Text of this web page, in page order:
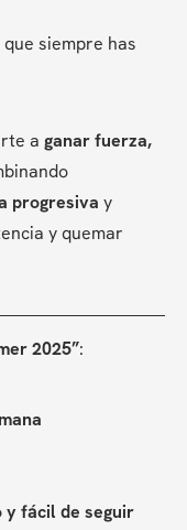
siempre has
a ganar fuerza,
progresiva y
y quemar
2025”:
y fácil de seguir